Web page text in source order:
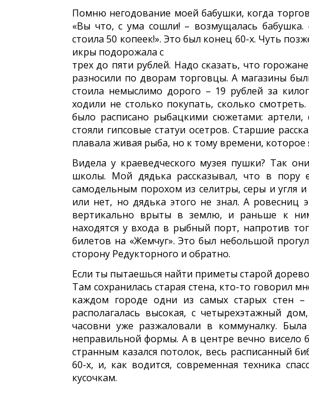
Помню негодование моей бабушки, когда
«Вы что, с ума сошли! – возмущалась
стоила 50 копеек!». Это был конец 60-х. Чуть
икры подорожала с
трех до пяти рублей. Надо сказать, что
разносили по дворам торговцы. А магазины
стоила немыслимо дорого – 19 рублей за
ходили не столько покупать, сколько
было расписано рыбацкими сюжетами:
стояли гипсовые статуи осетров. Старшие
плавала живая рыба, но к тому времени,
Видела у краеведческого музея пушки? Так
школы. Мой дядька рассказывал, что в пору
самодельным порохом из селитры, серы и угля
или нет, но дядька этого не знал. А
вертикально врыты в землю, и раньше к
находятся у входа в рыбный порт, напротив
билетов на «Жемчуг». Это был небольшой
сторону Редукторного и обратно.
Если ты пытаешься найти приметы старой
Там сохранилась старая стена, кто-то говорил
каждом городе одни из самых старых стен
располагалась высокая, с четырехэтажный
часовни уже разжаловали в коммуналку.
неправильной формы. А в центре вечно висело
странным казался потолок, весь расписанный
60-х, и, как водится, современная техника
кусочкам.